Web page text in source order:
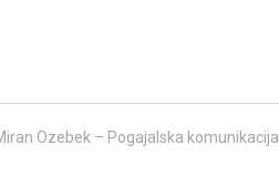
Ozebek – Pogajalska komunikacija